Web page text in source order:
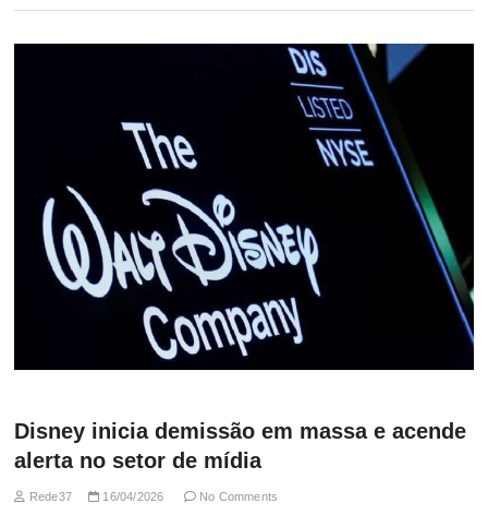
Disney inicia demissão em massa e acende
alerta no setor de mídia
Rede37 16/04/2026 No Comments